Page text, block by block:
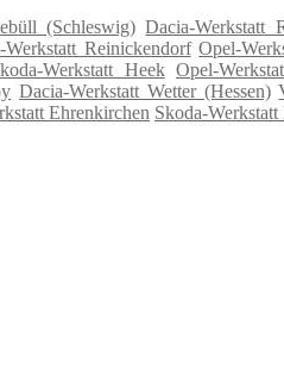
(Schleswig) Dacia-Werkstatt
Werkstatt Reinickendorf Opel-
Werkstatt Heek Opel-
Dacia-Werkstatt Wetter (Hessen)
Ehrenkirchen Skoda-